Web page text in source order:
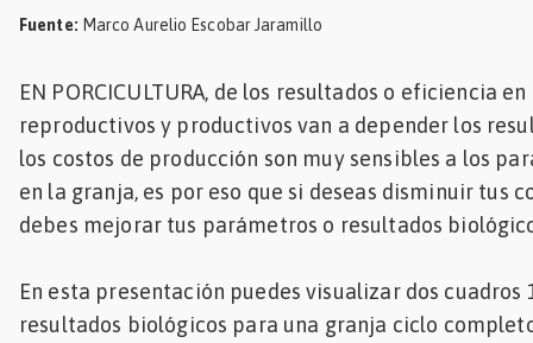
Piensos
Ganadería
Lechería
Micotoxinas
Porcicultura
Fuente: Marco Aurelio Escobar Jaramillo
EN PORCICULTURA, de los resultados o eficiencia
reproductivos y productivos van a depender los
los costos de producción son muy sensibles a los
en la granja, es por eso que si deseas disminuir tus
debes mejorar tus parámetros o resultados
En esta presentación puedes visualizar dos cuadros
resultados biológicos para una granja ciclo